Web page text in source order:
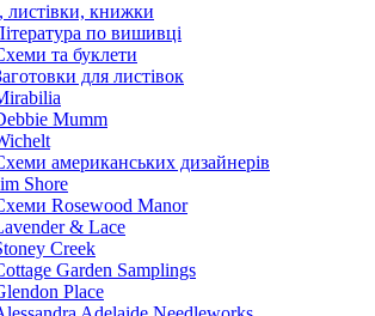
листівки, книжки
по вишивці
та буклети
для листівок
Mumm
американських дизайнерів
Shore
Rosewood Manor
& Lace
Creek
Garden Samplings
Place